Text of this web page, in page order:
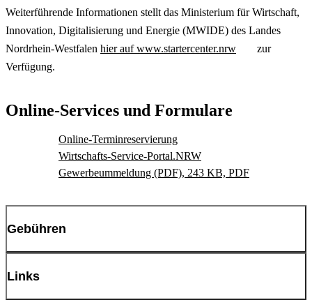
Weiterführende Informationen stellt das Ministerium für Wirtschaft,
Innovation, Digitalisierung und Energie (MWIDE) des Landes
Nordrhein-Westfalen hier auf www.startercenter.nrw
zur
Verfügung.
Online-Services und Formulare
Online-Terminreservierung
Wirtschafts-Service-Portal.NRW
Gewerbeummeldung (PDF), 243 KB, PDF
Gebühren
Die Gebühr für eine An- oder Ummeldung beträgt bei
Links